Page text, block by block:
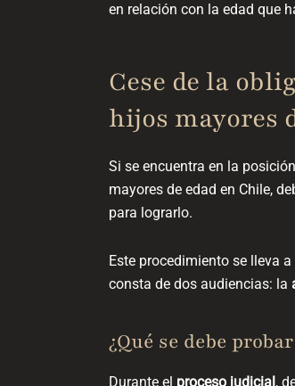
en relación con la edad que
Cese de la
hijos mayores
Si se encuentra en la
mayores de edad en Chile,
para lograrlo.
Este procedimiento se lleva
consta de dos audiencias: la
¿Qué se debe
Durante el proceso judicial,